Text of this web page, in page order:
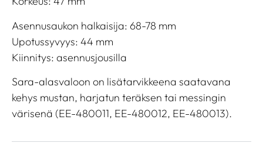
Asennusaukon halkaisija: 68-78 mm
Upotussyvyys: 44 mm
Kiinnitys: asennusjousilla
Sara-alasvaloon on lisätarvikkeena saatavana
kehys mustan, harjatun teräksen tai messingin
värisenä (EE-480011, EE-480012, EE-480013).